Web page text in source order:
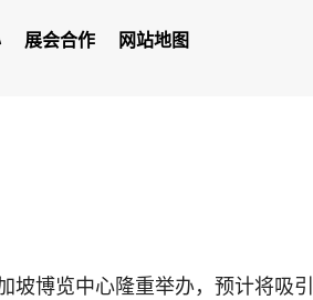
展会合作 网站地图
坡博览中心隆重举办，预计将吸引